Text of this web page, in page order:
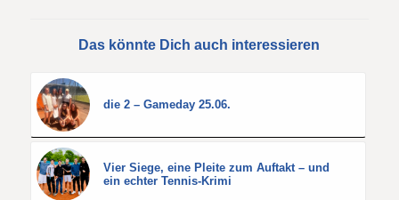
Das könnte Dich auch interessieren
die 2 – Gameday 25.06.
Vier Siege, eine Pleite zum Auftakt – und
ein echter Tennis-Krimi